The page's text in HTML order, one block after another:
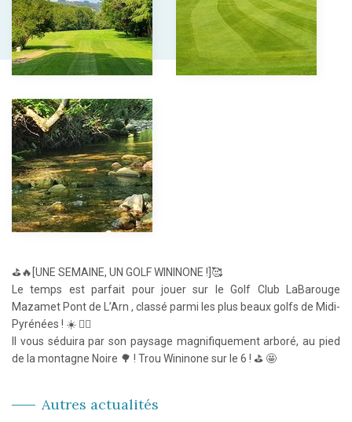
⛳️🔥[UNE SEMAINE, UN GOLF WININONE !]🥰
Le temps est parfait pour jouer sur le Golf Club LaBarouge
Mazamet Pont de L’Arn , classé parmi les plus beaux golfs de Midi-
Pyrénées ! ☀️ 🏌️‍♀️
Il vous séduira par son paysage magnifiquement arboré, au pied
de la montagne Noire 🌳 ! Trou Wininone sur le 6 ! ⛳️ 🤩
Autres actualités